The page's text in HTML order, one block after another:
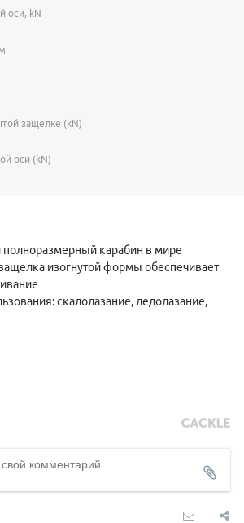
оси, kN
защелке (kN)
оси (kN)
карабин в мире
изогнутой формы обеспечивает
скалолазание, ледолазание,